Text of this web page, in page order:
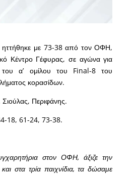
ηττήθηκε με 73-38 από τον ΟΦΗ,
Κέντρο Γέφυρας, σε αγώνα για
του α’ ομίλου του Final-8 του
κορασίδων.
Περιφάνης.
18, 61-24, 73-38.
στον ΟΦΗ, άξιζε την
στα τρία παιχνίδια, τα δώσαμε